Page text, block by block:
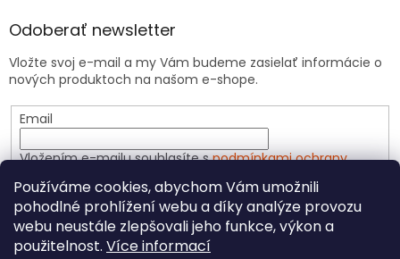
Používáme cookies, abychom Vám umožnili
pohodlné prohlížení webu a díky analýze provozu
webu neustále zlepšovali jeho funkce, výkon a
použitelnost. Více informací
Odoberať newsletter
Vložte svoj e-mail a my Vám budeme zasielať informácie o
nových produktoch na našom e-shope.
Email
Vložením e-mailu souhlasíte spodmínkami ochrany
PRIHLÁSIŤ SA